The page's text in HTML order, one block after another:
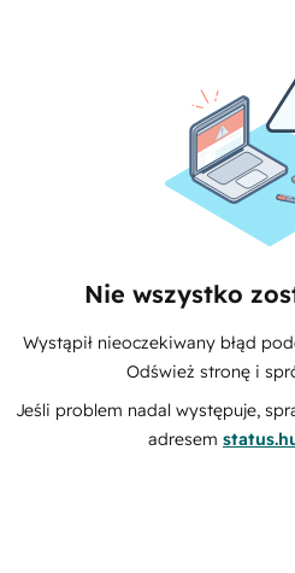
Nie wszystko
Wystąpił nieoczekiwany błąd
Odśwież stronę i
Jeśli problem nadal występuje,
adresem